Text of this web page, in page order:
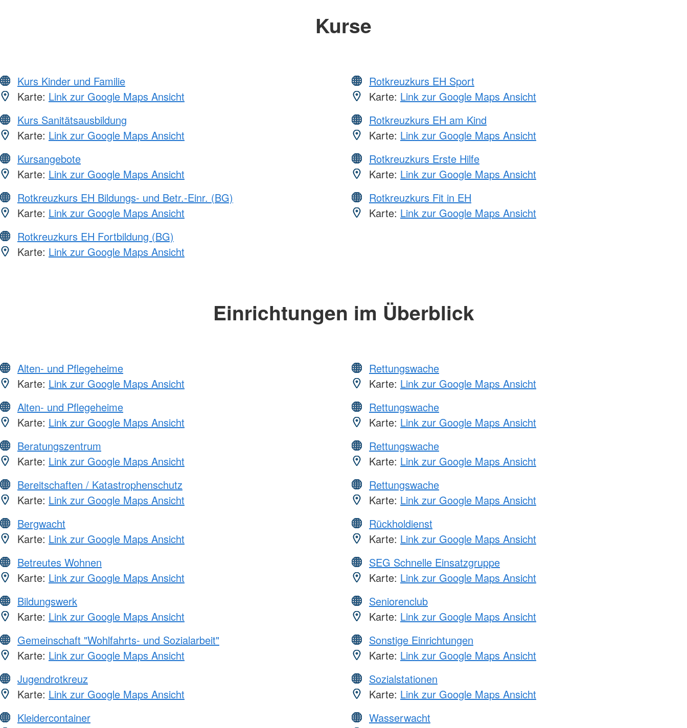
Kurse
Kurs Kinder und Familie
Karte: Link zur Google Maps Ansicht
Kurs Sanitätsausbildung
Karte: Link zur Google Maps Ansicht
Kursangebote
Karte: Link zur Google Maps Ansicht
Rotkreuzkurs EH Bildungs- und Betr.-Einr. (BG)
Karte: Link zur Google Maps Ansicht
Rotkreuzkurs EH Fortbildung (BG)
Karte: Link zur Google Maps Ansicht
Rotkreuzkurs EH Sport
Karte: Link zur Google Maps Ansicht
Rotkreuzkurs EH am Kind
Karte: Link zur Google Maps Ansicht
Rotkreuzkurs Erste Hilfe
Karte: Link zur Google Maps Ansicht
Rotkreuzkurs Fit in EH
Karte: Link zur Google Maps Ansicht
Einrichtungen im Überblick
Alten- und Pflegeheime
Karte: Link zur Google Maps Ansicht
Alten- und Pflegeheime
Karte: Link zur Google Maps Ansicht
Beratungszentrum
Karte: Link zur Google Maps Ansicht
Bereitschaften / Katastrophenschutz
Karte: Link zur Google Maps Ansicht
Bergwacht
Karte: Link zur Google Maps Ansicht
Betreutes Wohnen
Karte: Link zur Google Maps Ansicht
Bildungswerk
Karte: Link zur Google Maps Ansicht
Gemeinschaft "Wohlfahrts- und Sozialarbeit"
Karte: Link zur Google Maps Ansicht
Jugendrotkreuz
Karte: Link zur Google Maps Ansicht
Kleidercontainer
Rettungswache
Karte: Link zur Google Maps Ansicht
Rettungswache
Karte: Link zur Google Maps Ansicht
Rettungswache
Karte: Link zur Google Maps Ansicht
Rettungswache
Karte: Link zur Google Maps Ansicht
Rückholdienst
Karte: Link zur Google Maps Ansicht
SEG Schnelle Einsatzgruppe
Karte: Link zur Google Maps Ansicht
Seniorenclub
Karte: Link zur Google Maps Ansicht
Sonstige Einrichtungen
Karte: Link zur Google Maps Ansicht
Sozialstationen
Karte: Link zur Google Maps Ansicht
Wasserwacht